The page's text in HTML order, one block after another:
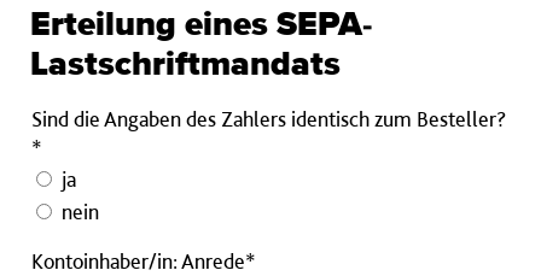
Erteilung eines SEPA-
Lastschriftmandats
Sind die Angaben des Zahlers identisch zum Besteller?
*
ja
nein
Kontoinhaber/in: Anrede*